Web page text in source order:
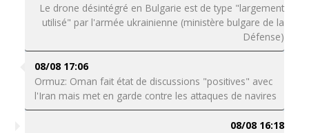
Le drone désintégré en Bulgarie est de type "largement
utilisé" par l'armée ukrainienne (ministère bulgare de la
Défense)
08/08 17:06
Ormuz: Oman fait état de discussions "positives" avec
l'Iran mais met en garde contre les attaques de navires
08/08 16:18